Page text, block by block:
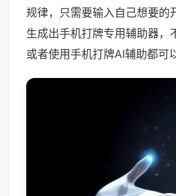
规律，只需要输入自己想要的
生成出手机打牌专用辅助器，
或者使用手机打牌AI辅助都可